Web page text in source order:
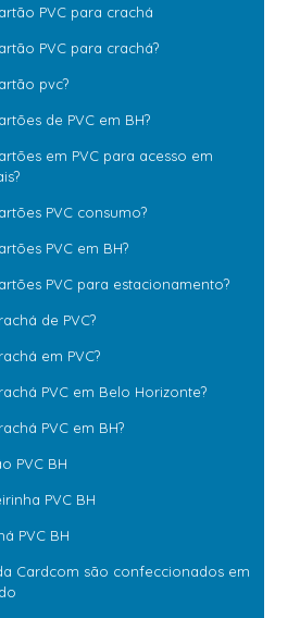
PVC para crachá
PVC para crachá?
pvc?
de PVC em BH?
em PVC para acesso em
PVC consumo?
PVC em BH?
PVC para estacionamento?
de PVC?
em PVC?
PVC em Belo Horizonte?
PVC em BH?
PVC BH
PVC BH
PVC BH
Cardcom são confeccionados em